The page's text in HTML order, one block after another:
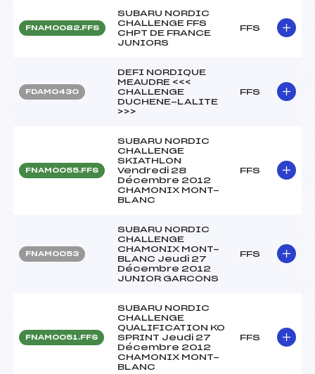
FNAM0082.FFS
SUBARU NORDIC
CHALLENGE FFS
CHPT DE FRANCE
JUNIORS
FFS
FDAM0430
DEFI NORDIQUE
MEAUDRE <<<
CHALLENGE
DUCHENE-LALITE
>>>
FFS
FNAM0055.FFS
SUBARU NORDIC
CHALLENGE
SKIATHLON
Vendredi 28
Décembre 2012
CHAMONIX MONT-
BLANC
FFS
FNAM0053
SUBARU NORDIC
CHALLENGE
CHAMONIX MONT-
BLANC Jeudi 27
Décembre 2012
JUNIOR GARCONS
FFS
FNAM0051.FFS
SUBARU NORDIC
CHALLENGE
QUALIFICATION KO
SPRINT Jeudi 27
Décembre 2012
CHAMONIX MONT-
BLANC
FFS